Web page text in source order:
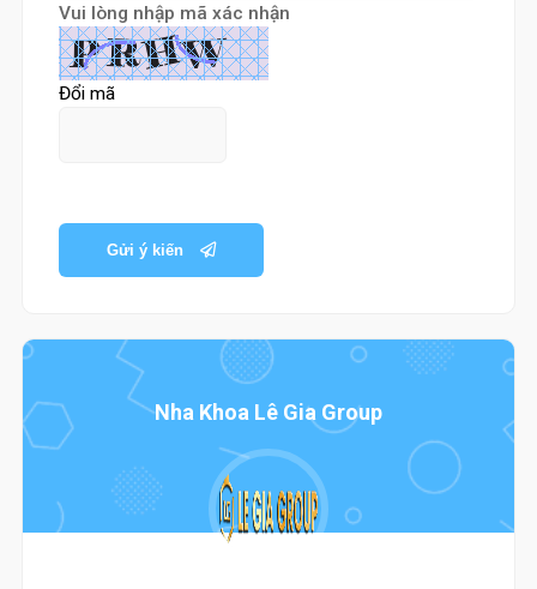
Vui lòng nhập mã xác nhận
Đổi mã
Gửi ý kiến
Nha Khoa Lê Gia Group